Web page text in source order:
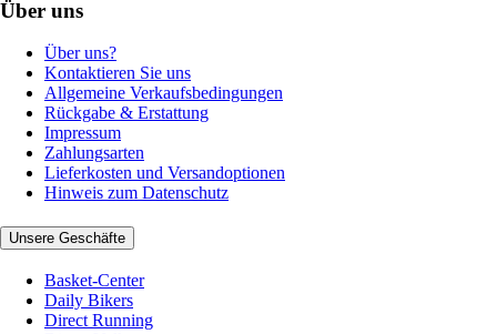
Über uns
Über uns?
Kontaktieren Sie uns
Allgemeine Verkaufsbedingungen
Rückgabe & Erstattung
Impressum
Zahlungsarten
Lieferkosten und Versandoptionen
Hinweis zum Datenschutz
Unsere Geschäfte
Basket-Center
Daily Bikers
Direct Running